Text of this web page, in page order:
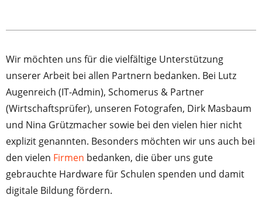
Wir möchten uns für die vielfältige Unterstützung
unserer Arbeit bei allen Partnern bedanken. Bei Lutz
Augenreich (IT-Admin), Schomerus & Partner
(Wirtschaftsprüfer), unseren Fotografen, Dirk Masbaum
und Nina Grützmacher sowie bei den vielen hier nicht
explizit genannten. Besonders möchten wir uns auch bei
den vielen Firmen bedanken, die über uns gute
gebrauchte Hardware für Schulen spenden und damit
digitale Bildung fördern.